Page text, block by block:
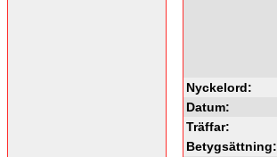
Nyckelord:
Datum:
Träffar:
Betygsättning: